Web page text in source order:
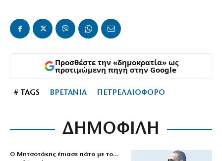
Προσθέστε την «δημοκρατία» ως
προτιμώμενη πηγή στην Google
# TAGS ΒΡΕΤΑΝΙΑ ΠΕΤΡΕΛΑΙΟΦΟΡΟ
ΔΗΜΟΦΙΛΗ
Ο Μητσοτάκης έπιασε πάτο με το…